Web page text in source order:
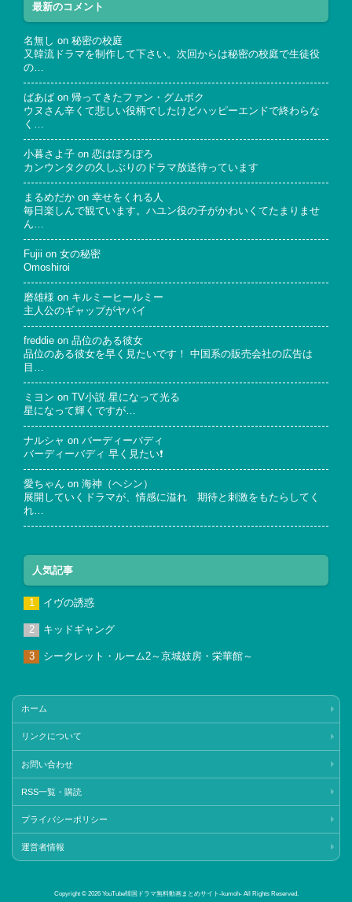
最新のコメント
名無し on 秘密の校庭
又韓流ドラマを制作して下さい。次回からは秘密の校庭で生徒役
の…
ばあば on 帰ってきたファン・グムボク
ウヌさん辛くて悲しい役柄でしたけどハッピーエンドで終わらな
く…
小暮さよ子 on 恋はぽろぽろ
カンウンタクの久しぶりのドラマ放送待っています
まるめだか on 幸せをくれる人
毎日楽しんで観ています。ハユン役の子がかわいくてたまりませ
ん…
Fujii on 女の秘密
Omoshiroi
磨雄様 on キルミーヒールミー
主人公のギャップがヤバイ
freddie on 品位のある彼女
品位のある彼女を早く見たいです！ 中国系の販売会社の広告は
目…
ミヨン on
TV小説 星になって光る
星になって輝くですが…
ナルシャ on バーディーバディ
バーディーバディ 早く見たい❗
愛ちゃん on 海神（ヘシン）
展開していくドラマが、情感に溢れ 期待と刺激をもたらしてく
れ…
人気記事
イヴの誘惑
キッドギャング
シークレット・ルーム2～京城妓房・栄華館～
ホーム
リンクについて
お問い合わせ
RSS一覧・購読
プライバシーポリシー
運営者情報
Copyright © 2026 YouTube韓国ドラマ無料動画まとめサイト‐kumoh‐ All Rights Reserved.